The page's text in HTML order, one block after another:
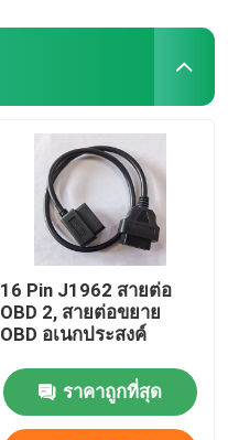
16 Pin J1962 สายต่อ
OBD 2, สายต่อขยาย
OBD อเนกประสงค์
ราคาถูกที่สุด